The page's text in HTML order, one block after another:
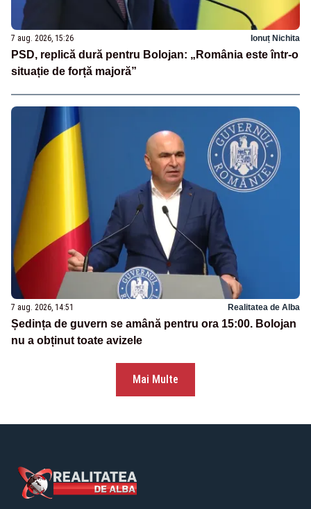
7 aug. 2026, 15:26 Ionuț Nichita
PSD, replică dură pentru Bolojan: „România este într-o
situație de forță majoră”
7 aug. 2026, 14:51 Realitatea de Alba
Ședința de guvern se amână pentru ora 15:00. Bolojan
nu a obținut toate avizele
Mai Multe